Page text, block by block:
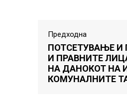
Предходна
ПОТСЕТУВАЊЕ И
И ПРАВНИТЕ
НА ДАНОКОТ НА
КОМУНАЛНИТЕ